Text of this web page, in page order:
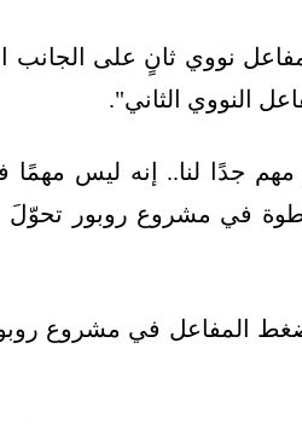
نووي ثانٍ على الجانب
النووي الثاني".
جدًا لنا.. إنه ليس
في مشروع روبور تحوّلَ
المفاعل في مشروع